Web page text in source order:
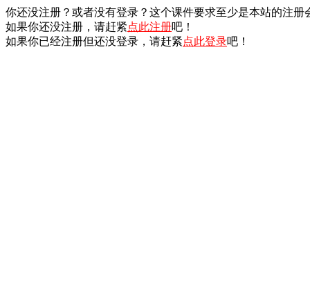
你还没注册？或者没有登录？这个课件要求至少是本站的注册
如果你还没注册，请赶紧点此注册吧！
如果你已经注册但还没登录，请赶紧点此登录吧！